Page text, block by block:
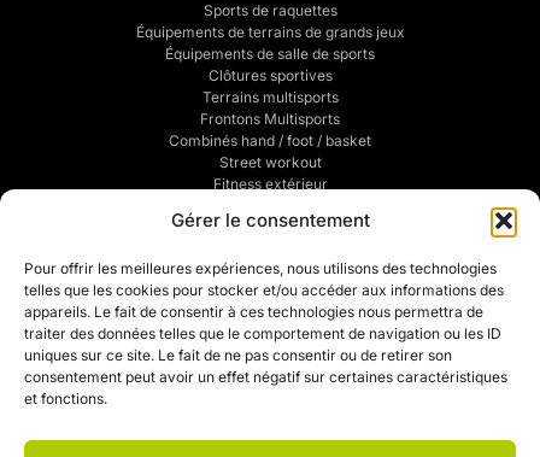
Gérer le consentement
Pour offrir les meilleures expériences, nous utilisons des technologies
telles que les cookies pour stocker et/ou accéder aux informations des
appareils. Le fait de consentir à ces technologies nous permettra de
traiter des données telles que le comportement de navigation ou les ID
uniques sur ce site. Le fait de ne pas consentir ou de retirer son
consentement peut avoir un effet négatif sur certaines caractéristiques
et fonctions.
Sports de raquettes
Équipements de terrains de grands jeux
Équipements de salle de sports
Clôtures sportives
Terrains multisports
Frontons Multisports
Combinés hand / foot / basket
Street workout
Fitness extérieur
Traçage de terrains de sports
Mentions légales
Politique de confidentialité
CGV
Mon compte
Mon devis